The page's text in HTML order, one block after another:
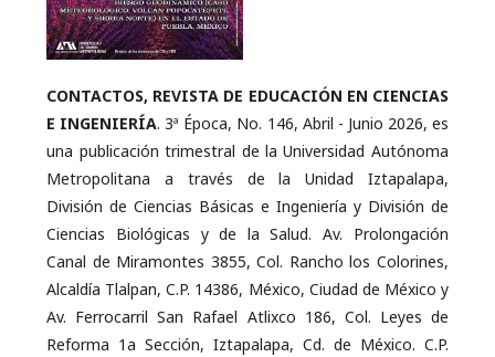
CONTACTOS, REVISTA DE EDUCACIÓN EN CIENCIAS
E INGENIERÍA. 3ª Época, No. 146, Abril - Junio 2026, es
una publicación trimestral de la Universidad Autónoma
Metropolitana a través de la Unidad Iztapalapa,
División de Ciencias Básicas e Ingeniería y División de
Ciencias Biológicas y de la Salud. Av. Prolongación
Canal de Miramontes 3855, Col. Rancho los Colorines,
Alcaldía Tlalpan, C.P. 14386, México, Ciudad de México y
Av. Ferrocarril San Rafael Atlixco 186, Col. Leyes de
Reforma 1a Sección, Iztapalapa, Cd. de México. C.P.